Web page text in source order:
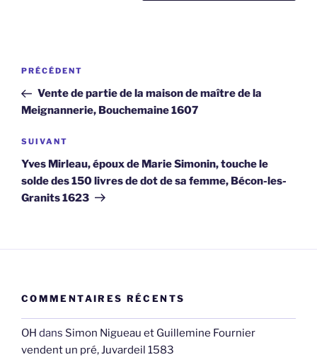
Navigation
l’article
Article
précédent
PRÉCÉDENT
Vente de partie de la maison de maître de la
Meignannerie, Bouchemaine 1607
Article
suivant
SUIVANT
Yves Mirleau, époux de Marie Simonin, touche le
solde des 150 livres de dot de sa femme, Bécon-les-
Granits 1623
COMMENTAIRES RÉCENTS
OH dans Simon Nigueau et Guillemine Fournier
vendent un pré, Juvardeil 1583